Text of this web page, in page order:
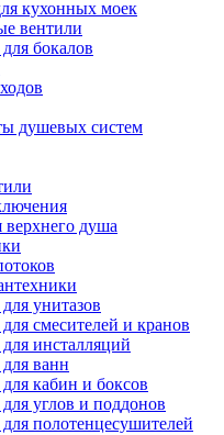
кухонных моек
вентили
бокалов
душевых систем
душа
унитазов
смесителей и кранов
инсталляций
ванн
кабин и боксов
углов и поддонов
полотенцесушителей